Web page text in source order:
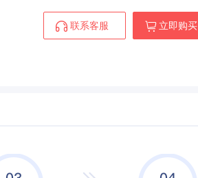
立即购买
联系客服